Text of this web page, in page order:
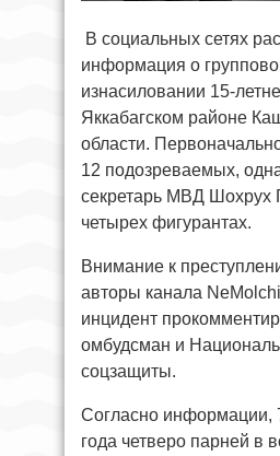
В социальных сетях
информация о
изнасиловании 15-
Яккабагском районе
области.
12 подозреваемых,
секретарь МВД Шохрух
четырех фигурантах.
Внимание к
авторы канала
инцидент
омбудсман и
соцзащиты.
Согласно информации,
года четверо парней в